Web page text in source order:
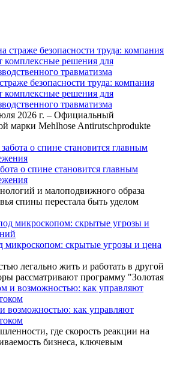
безопасности труда: компания
комплексные решения для
травматизма
2026 г. – Официальный
марки Mehlhose Antirutschprodukte
о спине становится главным
и малоподвижного образа
спины перестала быть уделом
микроскопом: скрытые угрозы и цена
легально жить и работать в другой
рассматривают программу "Золотая
возможностью: как управляют
где скорость реакции на
бизнеса, ключевым